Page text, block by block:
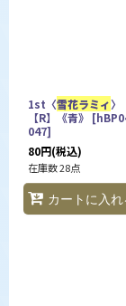
1st〈雪花ラミィ〉
【R】《青》 [
047]
80円(税込)
在庫数 28点
カートに入れ